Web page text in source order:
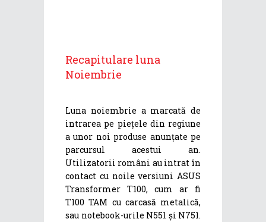
Recapitulare luna
Noiembrie
Luna noiembrie a marcată de
intrarea pe piețele din regiune
a unor noi produse anunțate pe
parcursul acestui an.
Utilizatorii români au intrat în
contact cu noile versiuni ASUS
Transformer T100, cum ar fi
T100 TAM cu carcasă metalică,
sau notebook-urile N551 și N751.